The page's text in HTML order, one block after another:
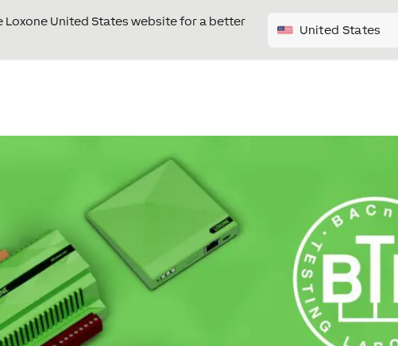
United States website for a better
United States